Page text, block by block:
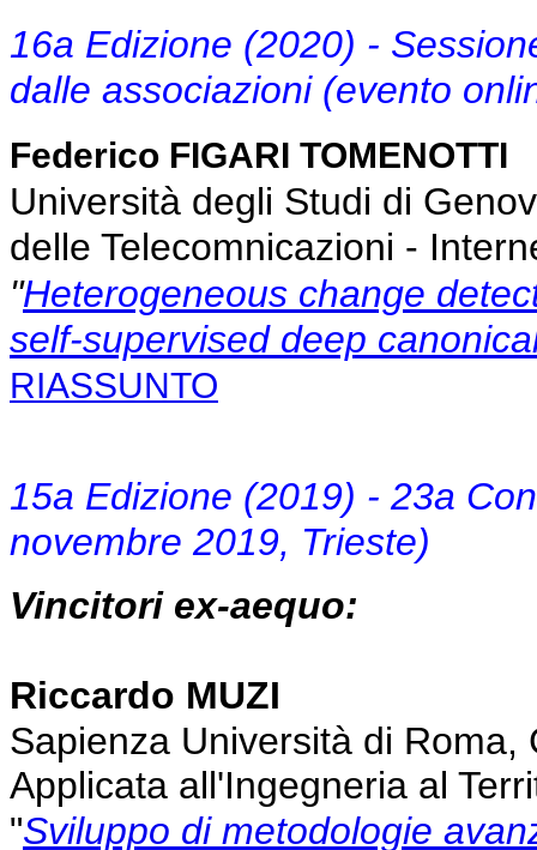
16a Edizione (2020) -
dalle associazioni (evento
Federico FIGARI TOMENOTTI
Università degli Studi di
delle Telecomnicazioni -
"Heterogeneous change
self-supervised deep
RIASSUNTO
15a Edizione (2019) - 23a
novembre 2019, Trieste)
Vincitori ex-aequo:
Riccardo MUZI
Sapienza Università di
Applicata all'Ingegneria al
"Sviluppo di metodologie